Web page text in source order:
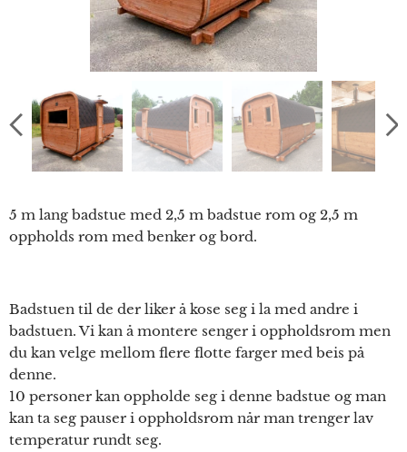
5 m lang badstue med 2,5 m badstue rom og 2,5 m
oppholds rom med benker og bord.
Badstuen til de der liker å kose seg i la med andre i
badstuen. Vi kan å montere senger i oppholdsrom men
du kan velge mellom flere flotte farger med beis på
denne.
10 personer kan oppholde seg i denne badstue og man
kan ta seg pauser i oppholdsrom når man trenger lav
temperatur rundt seg.